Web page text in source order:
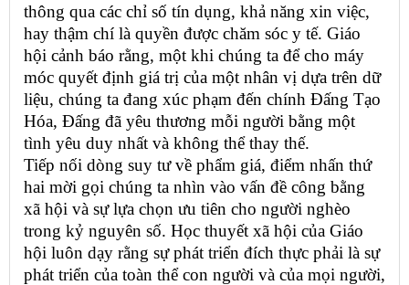
thông qua các chỉ số tín dụng, khả năng xin việc,
hay thậm chí là quyền được chăm sóc y tế. Giáo
hội cảnh báo rằng, một khi chúng ta để cho máy
móc quyết định giá trị của một nhân vị dựa trên dữ
liệu, chúng ta đang xúc phạm đến chính Đấng Tạo
Hóa, Đấng đã yêu thương mỗi người bằng một
tình yêu duy nhất và không thể thay thế.
Tiếp nối dòng suy tư về phẩm giá, điểm nhấn thứ
hai mời gọi chúng ta nhìn vào vấn đề công bằng
xã hội và sự lựa chọn ưu tiên cho người nghèo
trong kỷ nguyên số. Học thuyết xã hội của Giáo
hội luôn dạy rằng sự phát triển đích thực phải là sự
phát triển của toàn thể con người và của mọi người,